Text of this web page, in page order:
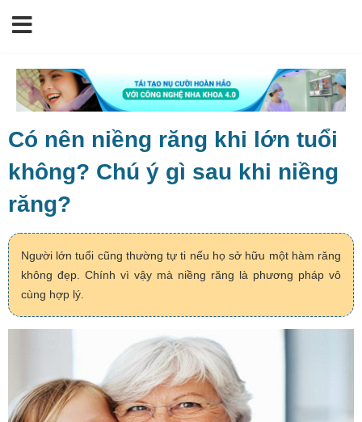
Có nên niềng răng khi lớn tuổi
không? Chú ý gì sau khi niềng
răng?
Người lớn tuổi cũng thường tự ti nếu họ sở hữu một hàm răng
không đẹp. Chính vì vậy mà niềng răng là phương pháp vô
cùng hợp lý.